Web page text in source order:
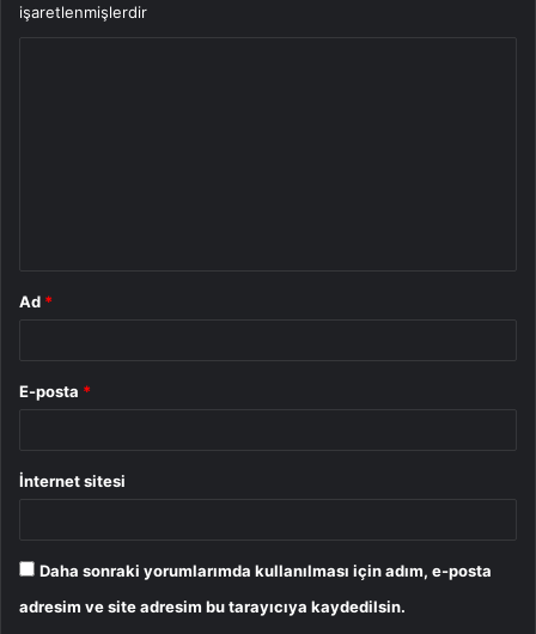
işaretlenmişlerdir
Ad *
E-posta *
İnternet sitesi
Daha sonraki yorumlarımda kullanılması için adım, e-posta
adresim ve site adresim bu tarayıcıya kaydedilsin.